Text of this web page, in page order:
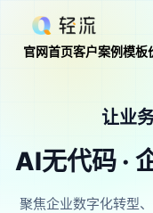
官网首页客户案例模板
让业
AI无代码 ·
聚焦企业数字化转型